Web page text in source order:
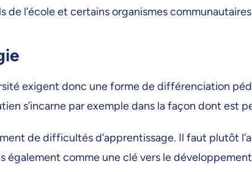
de l’école et certains organismes
exigent donc une forme de différenciation
s’incarne par exemple dans la façon dont est
de difficultés d’apprentissage. Il faut plutôt
comme une clé vers le